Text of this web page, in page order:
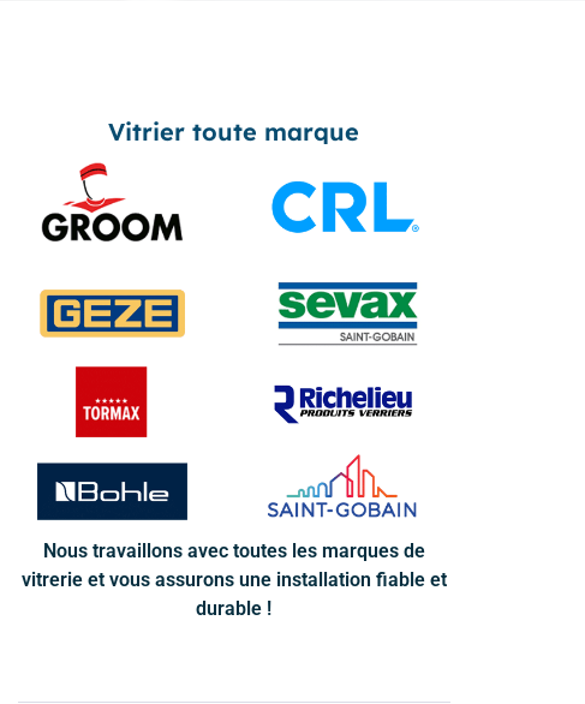
Vitrier toute marque
Nous travaillons avec toutes les marques de
vitrerie et vous assurons une installation fiable et
durable !